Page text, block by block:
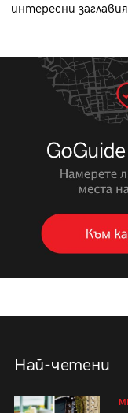
интересни
Най-четени